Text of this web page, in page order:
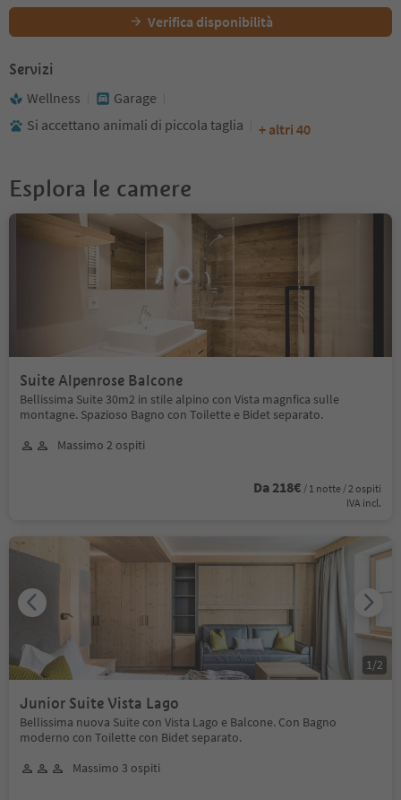
Verifica disponibilità
Servizi
Wellness
Garage
Si accettano animali di piccola taglia
+ altri 40
Esplora le camere
Suite Alpenrose Balcone
Bellissima Suite 30m2 in stile alpino con Vista magnfica sulle
montagne. Spazioso Bagno con Toilette e Bidet separato.
Massimo 2 ospiti
Da 218€ / 1 notte / 2 ospiti
IVA incl.
Junior Suite Vista Lago
Bellissima nuova Suite con Vista Lago e Balcone. Con Bagno
moderno con Toilette con Bidet separato.
Massimo 3 ospiti
1/2